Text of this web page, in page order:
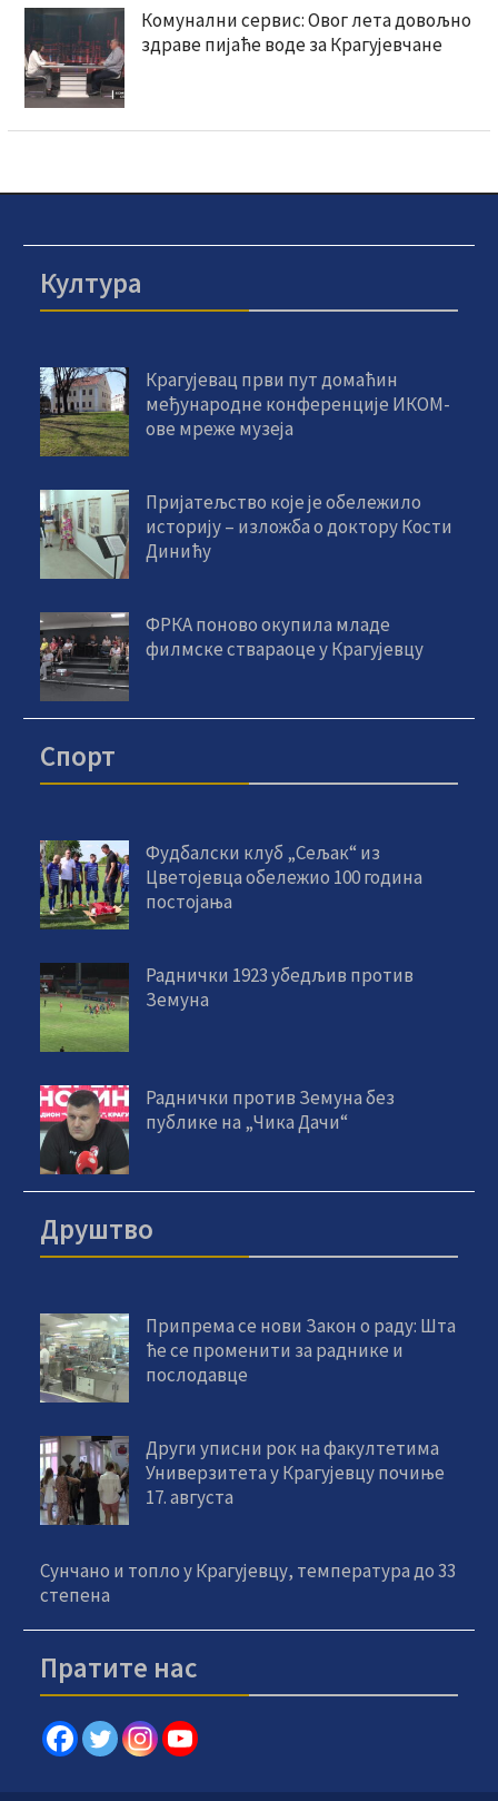
Комунални сервис: Овог лета довољно
здраве пијаће воде за Крагујевчане
Култура
Крагујевац први пут домаћин
међународне конференције ИКОМ-
ове мреже музеја
Пријатељство које је обележило
историју – изложба о доктору Кости
Динићу
ФРКА поново окупила младе
филмске ствараоце у Крагујевцу
Спорт
Фудбалски клуб „Сељак“ из
Цветојевца обележио 100 година
постојања
Раднички 1923 убедљив против
Земуна
Раднички против Земуна без
публике на „Чика Дачи“
Друштво
Припрема се нови Закон о раду: Шта
ће се променити за раднике и
послодавце
Други уписни рок на факултетима
Универзитета у Крагујевцу почиње
17. августа
Сунчано и топло у Крагујевцу, температура до 33
степена
Пратите нас